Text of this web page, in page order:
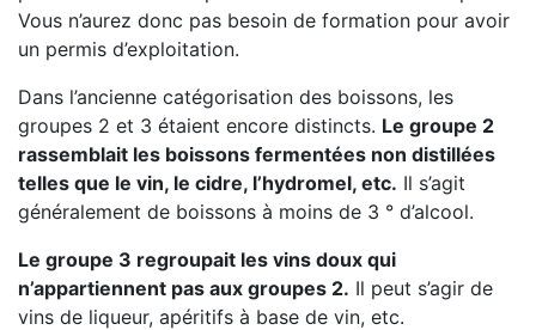
Vous n’aurez donc pas besoin de formation pour avoir
un permis d’exploitation.
Dans l’ancienne catégorisation des boissons, les
groupes 2 et 3 étaient encore distincts. Le groupe 2
rassemblait les boissons fermentées non distillées
telles que le vin, le cidre, l’hydromel, etc. Il s’agit
généralement de boissons à moins de 3 ° d’alcool.
Le groupe 3 regroupait les vins doux qui
n’appartiennent pas aux groupes 2. Il peut s’agir de
vins de liqueur, apéritifs à base de vin, etc.